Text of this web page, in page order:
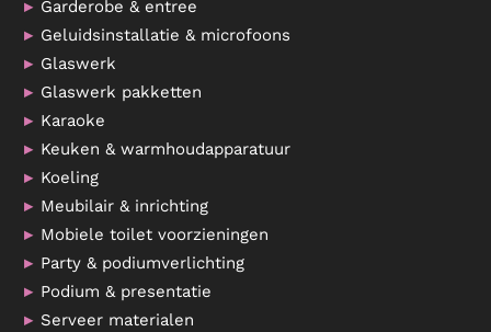
Garderobe & entree
Geluidsinstallatie & microfoons
Glaswerk
Glaswerk pakketten
Karaoke
Keuken & warmhoudapparatuur
Koeling
Meubilair & inrichting
Mobiele toilet voorzieningen
Party & podiumverlichting
Podium & presentatie
Serveer materialen